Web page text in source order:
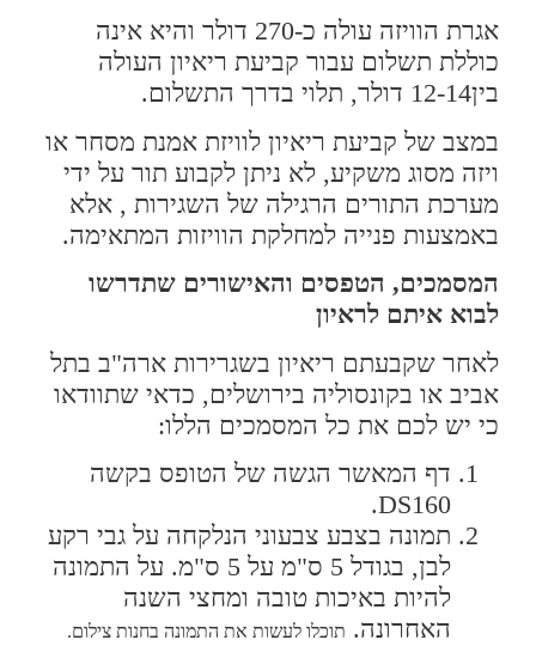
אגרת הוויזה עולה כ-270 דולר והיא אינה
כוללת תשלום עבור קביעת ריאיון העולה
בין12-14 דולר, תלוי בדרך התשלום.
במצב של קביעת ריאיון לוויזת אמנת מסחר או
ויזה מסוג משקיע, לא ניתן לקבוע תור על ידי
מערכת התורים הרגילה של השגירות , אלא
באמצעות פנייה למחלקת הוויזות המתאימה.
המסמכים, הטפסים והאישורים שתדרשו
לבוא איתם לראיון
לאחר שקבעתם ריאיון בשגרירות ארה"ב בתל
אביב או בקונסוליה בירושלים, כדאי שתוודאו
כי יש לכם את כל המסמכים הללו:
דף המאשר הגשה של הטופס בקשה
DS160.
תמונה בצבע צבעוני הנלקחה על גבי רקע
לבן, בגודל 5 ס"מ על 5 ס"מ. על התמונה
להיות באיכות טובה ומחצי השנה
האחרונה. תוכלו לעשות את התמונה בחנות צילום.